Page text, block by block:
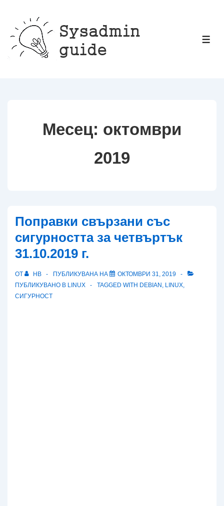
Прескачане
към
основното
Месец: октомври
2019
Поправки свързани със
сигурността за четвъртък
31.10.2019 г.
ОТ HB ПУБЛИКУВАНА НА
ОКТОМВРИ 31, 2019
ПУБЛИКУВАНО В LINUX TAGGED WITH DEBIAN , LINUX,
СИГУРНОСТ